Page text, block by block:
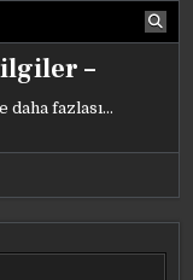
–
daha fazlası…